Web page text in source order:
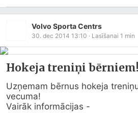
Volvo Sporta Centrs
30. dec 2014 13:10 · Lasīšanai 1 min
Hokeja treniņi bērniem!
Uzņemam bērnus hokeja
vecuma!